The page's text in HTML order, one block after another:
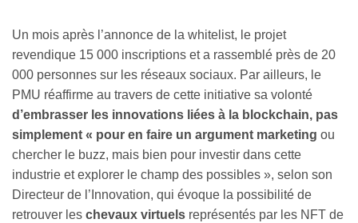
Un mois après l’annonce de la whitelist, le projet
revendique 15 000 inscriptions et a rassemblé près de 20
000 personnes sur les réseaux sociaux. Par ailleurs, le
PMU réaffirme au travers de cette initiative sa volonté
d’embrasser les innovations liées à la blockchain, pas
simplement « pour en faire un argument marketing ou
chercher le buzz, mais bien pour investir dans cette
industrie et explorer le champ des possibles », selon son
Directeur de l’Innovation, qui évoque la possibilité de
retrouver les chevaux virtuels représentés par les NFT de